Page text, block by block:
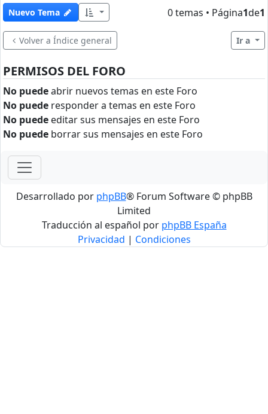
Nuevo Tema 0 temas • Página1de1
Volver a Índice general Ir a
PERMISOS DEL FORO
No puedeabrir nuevos temas en este Foro
No puede responder a temas en este Foro
No puede editar sus mensajes en este Foro
No puede borrar sus mensajes en este Foro
Desarrollado por phpBB® Forum Software © phpBB
Limited
Traducción al español por phpBB España
Privacidad | Condiciones